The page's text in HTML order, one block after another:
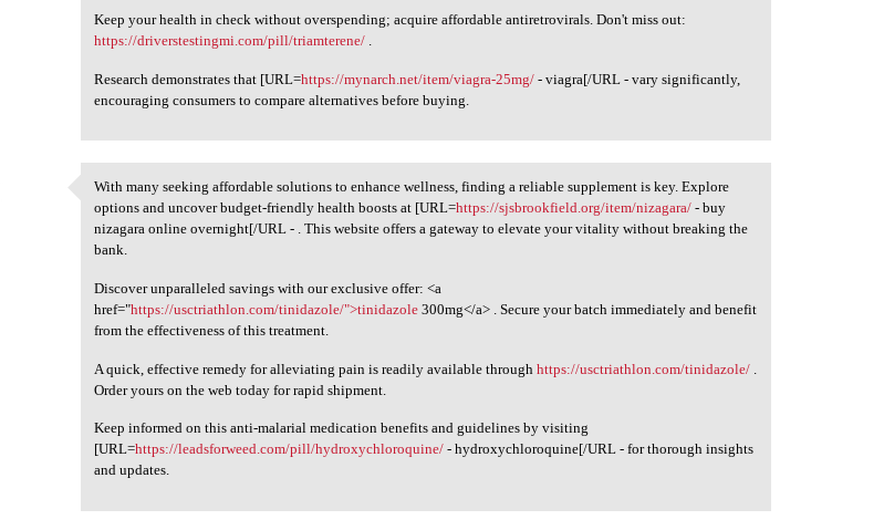
Keep your health in check without overspending; acquire affordable antiretrovirals. Don't miss out:
https://driverstestingmi.com/pill/triamterene/ .
Research demonstrates that [URL=https://mynarch.net/item/viagra-25mg/ - viagra[/URL - vary significantly,
encouraging consumers to compare alternatives before buying.
With many seeking affordable
With many seeking affordable solutions to enhance wellness, finding a reliable supplement is key. Explore
options and uncover budget-friendly health boosts at [URL=https://sjsbrookfield.org/item/nizagara/ - buy
nizagara online overnight[/URL - . This website offers a gateway to elevate your vitality without breaking the
bank.
Discover unparalleled savings with our exclusive offer: <a
href="https://usctriathlon.com/tinidazole/">tinidazole 300mg</a> . Secure your batch immediately and benefit
from the effectiveness of this treatment.
A quick, effective remedy for alleviating pain is readily available throughhttps://usctriathlon.com/tinidazole/
Order yours on the web today for rapid shipment.
Keep informed on this anti-malarial medication benefits and guidelines by visiting
[URL=https://leadsforweed.com/pill/hydroxychloroquine/ - hydroxychloroquine[/URL - for thorough insights
and updates.